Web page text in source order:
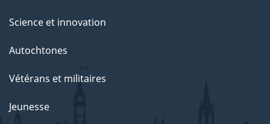
Science et innovation
Autochtones
Vétérans et militaires
Jeunesse